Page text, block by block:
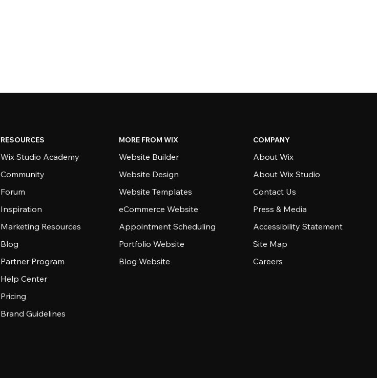
RESOURCES
Wix Studio Academy
Community
Forum
Inspiration
Marketing Resources
Blog
Partner Program
Help Center
Pricing
Brand Guidelines
MORE FROM WIX
Website Builder
Website Design
Website Templates
eCommerce Website
Appointment Scheduling
Portfolio Website
Blog Website
COMPANY
About Wix
About Wix Studio
Contact Us
Press & Media
Accessibility Statement
Site Map
Careers